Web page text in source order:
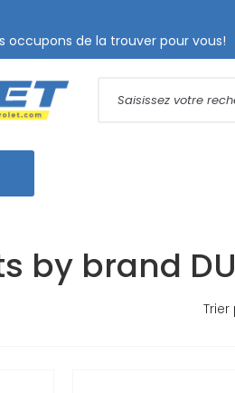
occupons de la trouver pour vous!
by brand
Trier